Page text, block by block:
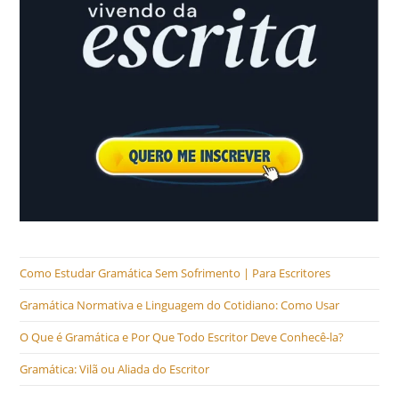
Como Estudar Gramática Sem Sofrimento | Para Escritores
Gramática Normativa e Linguagem do Cotidiano: Como Usar
O Que é Gramática e Por Que Todo Escritor Deve Conhecê-la?
Gramática: Vilã ou Aliada do Escritor